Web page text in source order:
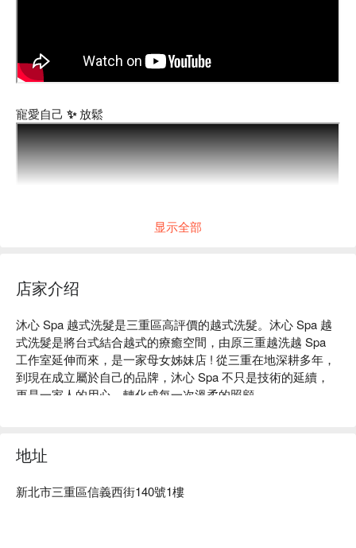
寵愛自己 ✨ 放鬆
显示全部
店家介绍
沐心 Spa 越式洗髮是三重區高評價的越式洗髮。沐心 Spa 越
式洗髮是將台式結合越式的療癒空間，由原三重越洗越 Spa
工作室延伸而來，是一家母女姊妹店 ! 從三重在地深耕多年，
到現在成立屬於自己的品牌，沐心 Spa 不只是技術的延續，
更是一家人的用心，轉化成每一次溫柔的照顧。
部按摩放鬆、越式洗髮等服務
沐心 Spa 越式洗髮推薦：絕佳按摩師，嚴選台籍女性按摩師
沐心 Spa 越式洗髮預約、沐心 Spa 越式洗髮價格、沐心 Spa
地址
新北市三重區信義西街140號1樓